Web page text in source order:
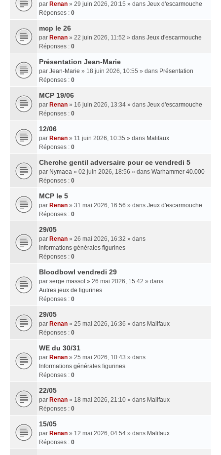
par Renan » 29 juin 2026, 20:15 » dans Jeux d'escarmouche
Réponses : 0
mcp le 26
par Renan » 22 juin 2026, 11:52 » dans Jeux d'escarmouche
Réponses : 0
Présentation Jean-Marie
par Jean-Marie » 18 juin 2026, 10:55 » dans Présentation
Réponses : 0
MCP 19/06
par Renan » 16 juin 2026, 13:34 » dans Jeux d'escarmouche
Réponses : 0
12/06
par Renan » 11 juin 2026, 10:35 » dans Malifaux
Réponses : 0
Cherche gentil adversaire pour ce vendredi 5
par Nymaea » 02 juin 2026, 18:56 » dans Warhammer 40.000
Réponses : 0
MCP le 5
par Renan » 31 mai 2026, 16:56 » dans Jeux d'escarmouche
Réponses : 0
29/05
par Renan » 26 mai 2026, 16:32 » dans
Informations générales figurines
Réponses : 0
Bloodbowl vendredi 29
par serge massol » 26 mai 2026, 15:42 » dans
Autres jeux de figurines
Réponses : 0
29/05
par Renan » 25 mai 2026, 16:36 » dans Malifaux
Réponses : 0
WE du 30/31
par Renan » 25 mai 2026, 10:43 » dans
Informations générales figurines
Réponses : 0
22/05
par Renan » 18 mai 2026, 21:10 » dans Malifaux
Réponses : 0
15/05
par Renan » 12 mai 2026, 04:54 » dans Malifaux
Réponses : 0